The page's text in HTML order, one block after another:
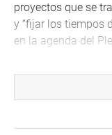
proyectos que se
y “fijar los tiempos
en la agenda del
PRENSA-